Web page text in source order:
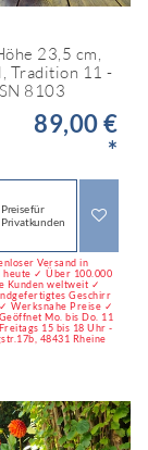
23,5 cm,
Tradition 11 -
8103
89,00 €
*
Preise für
Privatkunden
Versand in
heute ✓ Über 100.000
Kunden weltweit ✓
Geschirr
Werksnahe Preise ✓
Mo. bis Do. 11
15 bis 18 Uhr -
48431 Rheine